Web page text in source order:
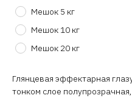
Мешок 5 кг
Мешок 10 кг
Мешок 20 кг
Глянцевая эффектарная
тонком слое